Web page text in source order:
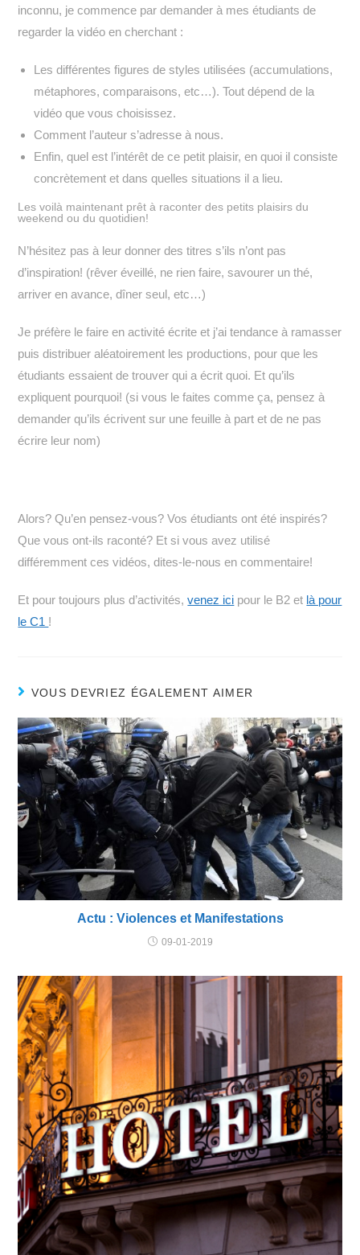
inconnu, je commence par demander à mes étudiants de
regarder la vidéo en cherchant :
Les différentes figures de styles utilisées (accumulations,
métaphores, comparaisons, etc…). Tout dépend de la
vidéo que vous choisissez.
Comment l’auteur s’adresse à nous.
Enfin, quel est l’intérêt de ce petit plaisir, en quoi il consiste
concrètement et dans quelles situations il a lieu.
Les voilà maintenant prêt à raconter des petits plaisirs du
weekend ou du quotidien!
N’hésitez pas à leur donner des titres s’ils n’ont pas
d’inspiration! (rêver éveillé, ne rien faire, savourer un thé,
arriver en avance, dîner seul, etc…)
Je préfère le faire en activité écrite et j’ai tendance à ramasser
puis distribuer aléatoirement les productions, pour que les
étudiants essaient de trouver qui a écrit quoi. Et qu’ils
expliquent pourquoi! (si vous le faites comme ça, pensez à
demander qu’ils écrivent sur une feuille à part et de ne pas
écrire leur nom)
Alors? Qu’en pensez-vous? Vos étudiants ont été inspirés?
Que vous ont-ils raconté? Et si vous avez utilisé
différemment ces vidéos, dites-le-nous en commentaire!
Et pour toujours plus d’activités,venez ici pour le B2 et là pour
le C1 !
VOUS DEVRIEZ ÉGALEMENT AIMER
Actu : Violences et Manifestations
09-01-2019